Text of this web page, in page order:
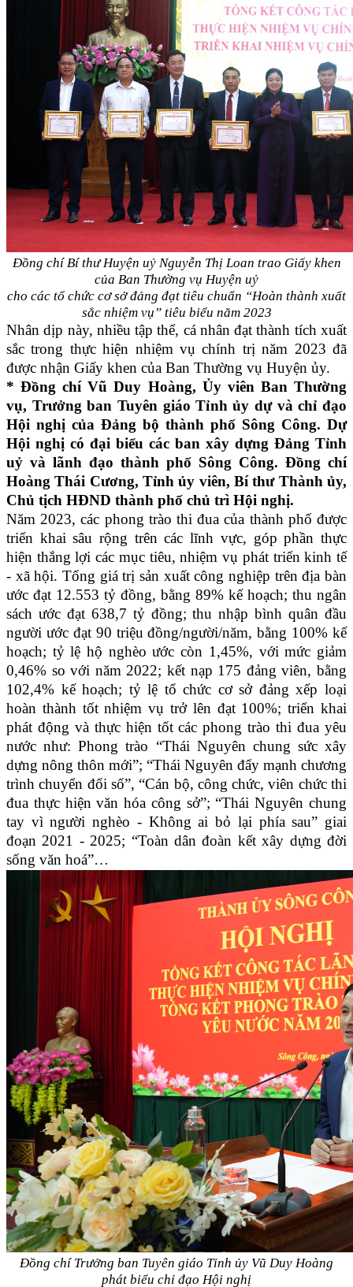
Đồng chí Bí thư Huyện uỷ Nguyễn Thị Loan trao Giấy khen
của Ban Thường vụ Huyện uỷ
cho các tổ chức cơ sở đảng đạt tiêu chuẩn “Hoàn thành xuất
sắc nhiệm vụ” tiêu biểu năm 2023
Nhân dịp này, nhiều tập thể, cá nhân đạt thành tích xuất
sắc trong thực hiện nhiệm vụ chính trị năm 2023 đã
được nhận Giấy khen của Ban Thường vụ Huyện ủy.
* Đồng chí Vũ Duy Hoàng, Ủy viên Ban Thường
vụ, Trưởng ban Tuyên giáo Tỉnh ủy dự và chỉ đạo
Hội nghị của Đảng bộ thành phố Sông Công. Dự
Hội nghị có đại biểu các ban xây dựng Đảng Tỉnh
uỷ và lãnh đạo thành phố Sông Công. Đồng chí
Hoàng Thái Cương, Tỉnh ủy viên, Bí thư Thành ủy,
Chủ tịch HĐND thành phố chủ trì Hội nghị.
Năm 2023, các phong trào thi đua của thành phố được
triển khai sâu rộng trên các lĩnh vực, góp phần thực
hiện thắng lợi các mục tiêu, nhiệm vụ phát triển kinh tế
- xã hội. Tổng giá trị sản xuất công nghiệp trên địa bàn
ước đạt 12.553 tỷ đồng, bằng 89% kế hoạch; thu ngân
sách ước đạt 638,7 tỷ đồng; thu nhập bình quân đầu
người ước đạt 90 triệu đồng/người/năm, bằng 100% kế
hoạch; tỷ lệ hộ nghèo ước còn 1,45%, với mức giảm
0,46% so với năm 2022; kết nạp 175 đảng viên, bằng
102,4% kế hoạch; tỷ lệ tổ chức cơ sở đảng xếp loại
hoàn thành tốt nhiệm vụ trở lên đạt 100%; triển khai
phát động và thực hiện tốt các phong trào thi đua yêu
nước như: Phong trào “Thái Nguyên chung sức xây
dựng nông thôn mới”; “Thái Nguyên đẩy mạnh chương
trình chuyển đổi số”, “Cán bộ, công chức, viên chức thi
đua thực hiện văn hóa công sở”; “Thái Nguyên chung
tay vì người nghèo - Không ai bỏ lại phía sau” giai
đoạn 2021 - 2025; “Toàn dân đoàn kết xây dựng đời
sống văn hoá”…
Đồng chí Trưởng ban Tuyên giáo Tỉnh ủy Vũ Duy Hoàng
phát biểu chỉ đạo Hội nghị